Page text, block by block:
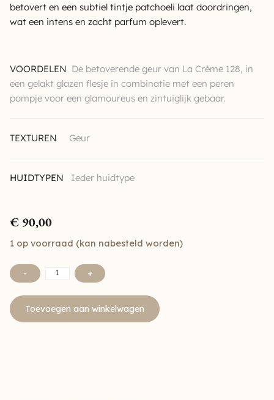
betovert en een subtiel tintje patchoeli laat doordringen,
wat een intens en zacht parfum oplevert.
VOORDELEN De betoverende geur van La Crème 128, in
een gelakt glazen flesje in combinatie met een peren
pompje voor een glamoureus en zintuiglijk gebaar.
TEXTUREN Geur
HUIDTYPEN Ieder huidtype
€ 90,00
1 op voorraad (kan nabesteld worden)
- +
Toevoegen aan winkelwagen